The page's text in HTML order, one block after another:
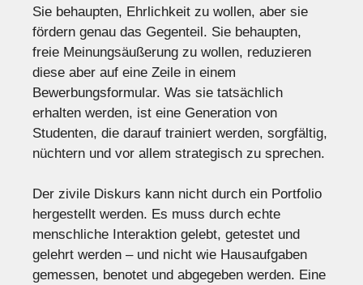
Sie behaupten, Ehrlichkeit zu wollen, aber sie
fördern genau das Gegenteil. Sie behaupten,
freie Meinungsäußerung zu wollen, reduzieren
diese aber auf eine Zeile in einem
Bewerbungsformular. Was sie tatsächlich
erhalten werden, ist eine Generation von
Studenten, die darauf trainiert werden, sorgfältig,
nüchtern und vor allem strategisch zu sprechen.
Der zivile Diskurs kann nicht durch ein Portfolio
hergestellt werden. Es muss durch echte
menschliche Interaktion gelebt, getestet und
gelehrt werden – und nicht wie Hausaufgaben
gemessen, benotet und abgegeben werden. Eine